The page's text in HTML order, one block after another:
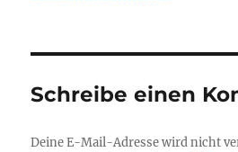
Schreibe einen
Deine E-Mail-Adresse wird nicht